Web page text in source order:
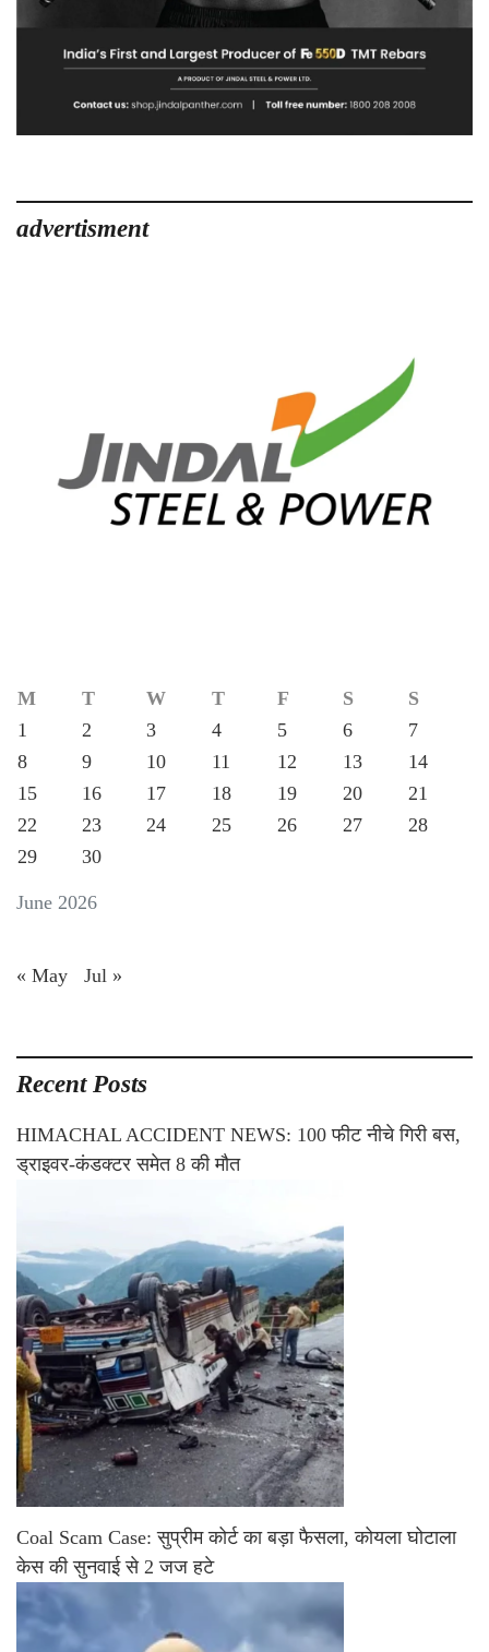
advertisment
June 2026
M T W T F S
S
1
2 3 4 5 6
7
8
9 10 11 12 13
14
15
16 17 18 19 20
21
22
23 24 25 26 27
28
29
30
« May Jul »
Recent Posts
HIMACHAL ACCIDENT NEWS: 100 फीट नीचे गिरी बस,
ड्राइवर-कंडक्टर समेत 8 की मौत
Coal Scam Case: सुप्रीम कोर्ट का बड़ा फैसला, कोयला घोटाला
केस की सुनवाई से 2 जज हटे